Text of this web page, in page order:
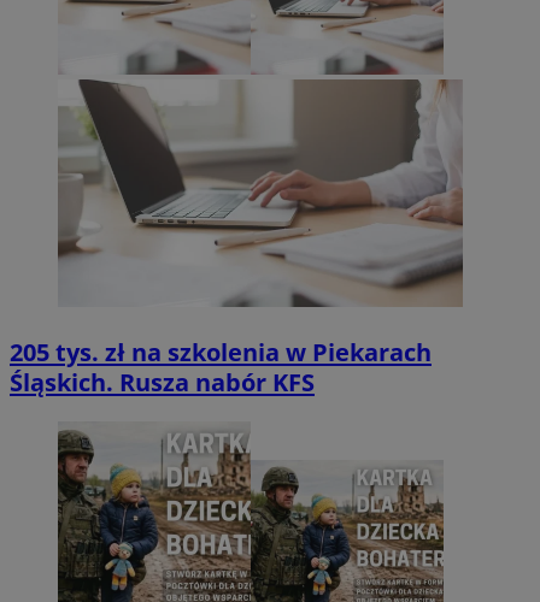
205 tys. zł na szkolenia w Piekarach
Śląskich. Rusza nabór KFS